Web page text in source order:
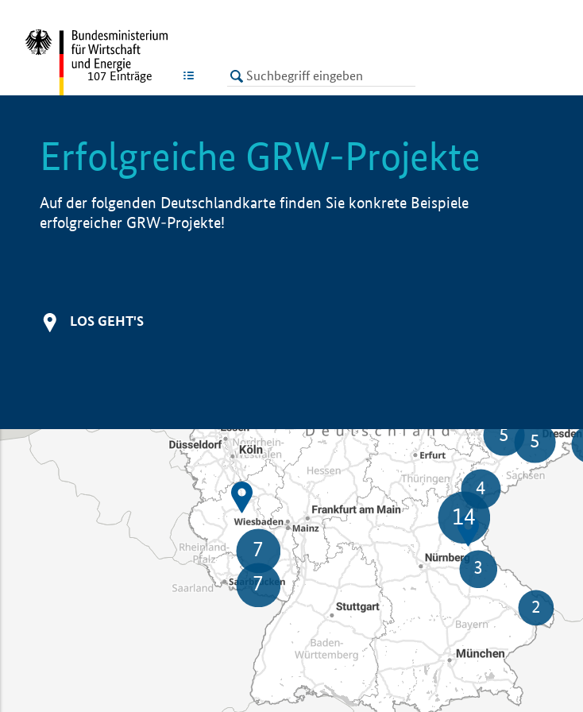
LISTE
107 Einträge
Erfolgreiche GRW-Projekte
Auf der folgenden Deutschlandkarte finden Sie konkrete Beispiele
erfolgreicher GRW-Projekte!
LOS GEHT'S